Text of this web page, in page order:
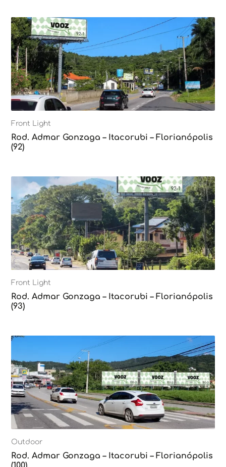
Front Light
Rod. Admar Gonzaga – Itacorubi – Florianópolis
(92)
Front Light
Rod. Admar Gonzaga – Itacorubi – Florianópolis
(93)
Outdoor
Rod. Admar Gonzaga – Itacorubi – Florianópolis